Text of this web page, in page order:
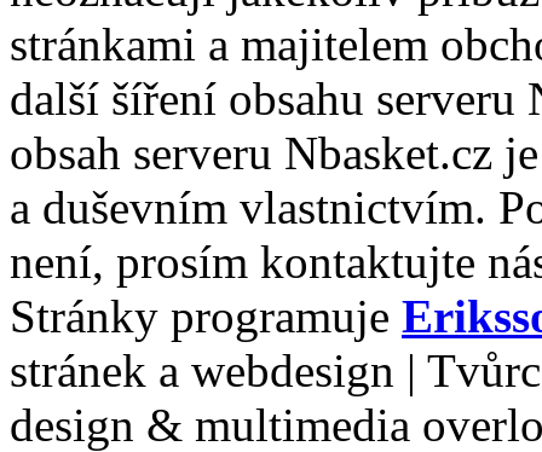
stránkami a majitelem
další šíření obsahu serveru
obsah serveru Nbasket.cz
a duševním vlastnictvím.
není, prosím kontaktujte
Stránky programuje
stránek a webdesign |
design & multimedia